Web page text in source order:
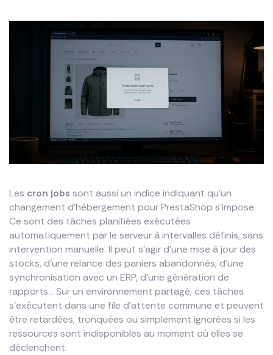
Les cron jobs sont aussi un indice indiquant qu’un
changement d’hébergement pour PrestaShop s’impose.
Ce sont des tâches planifiées exécutées
automatiquement par le serveur à intervalles définis, sans
intervention manuelle. Il peut s’agir d’une mise à jour des
stocks, d’une relance des paniers abandonnés, d’une
synchronisation avec un ERP, d’une génération de
rapports… Sur un environnement partagé, ces tâches
s’exécutent dans une file d’attente commune et peuvent
être retardées, tronquées ou simplement ignorées si les
ressources sont indisponibles au moment où elles se
déclenchent.